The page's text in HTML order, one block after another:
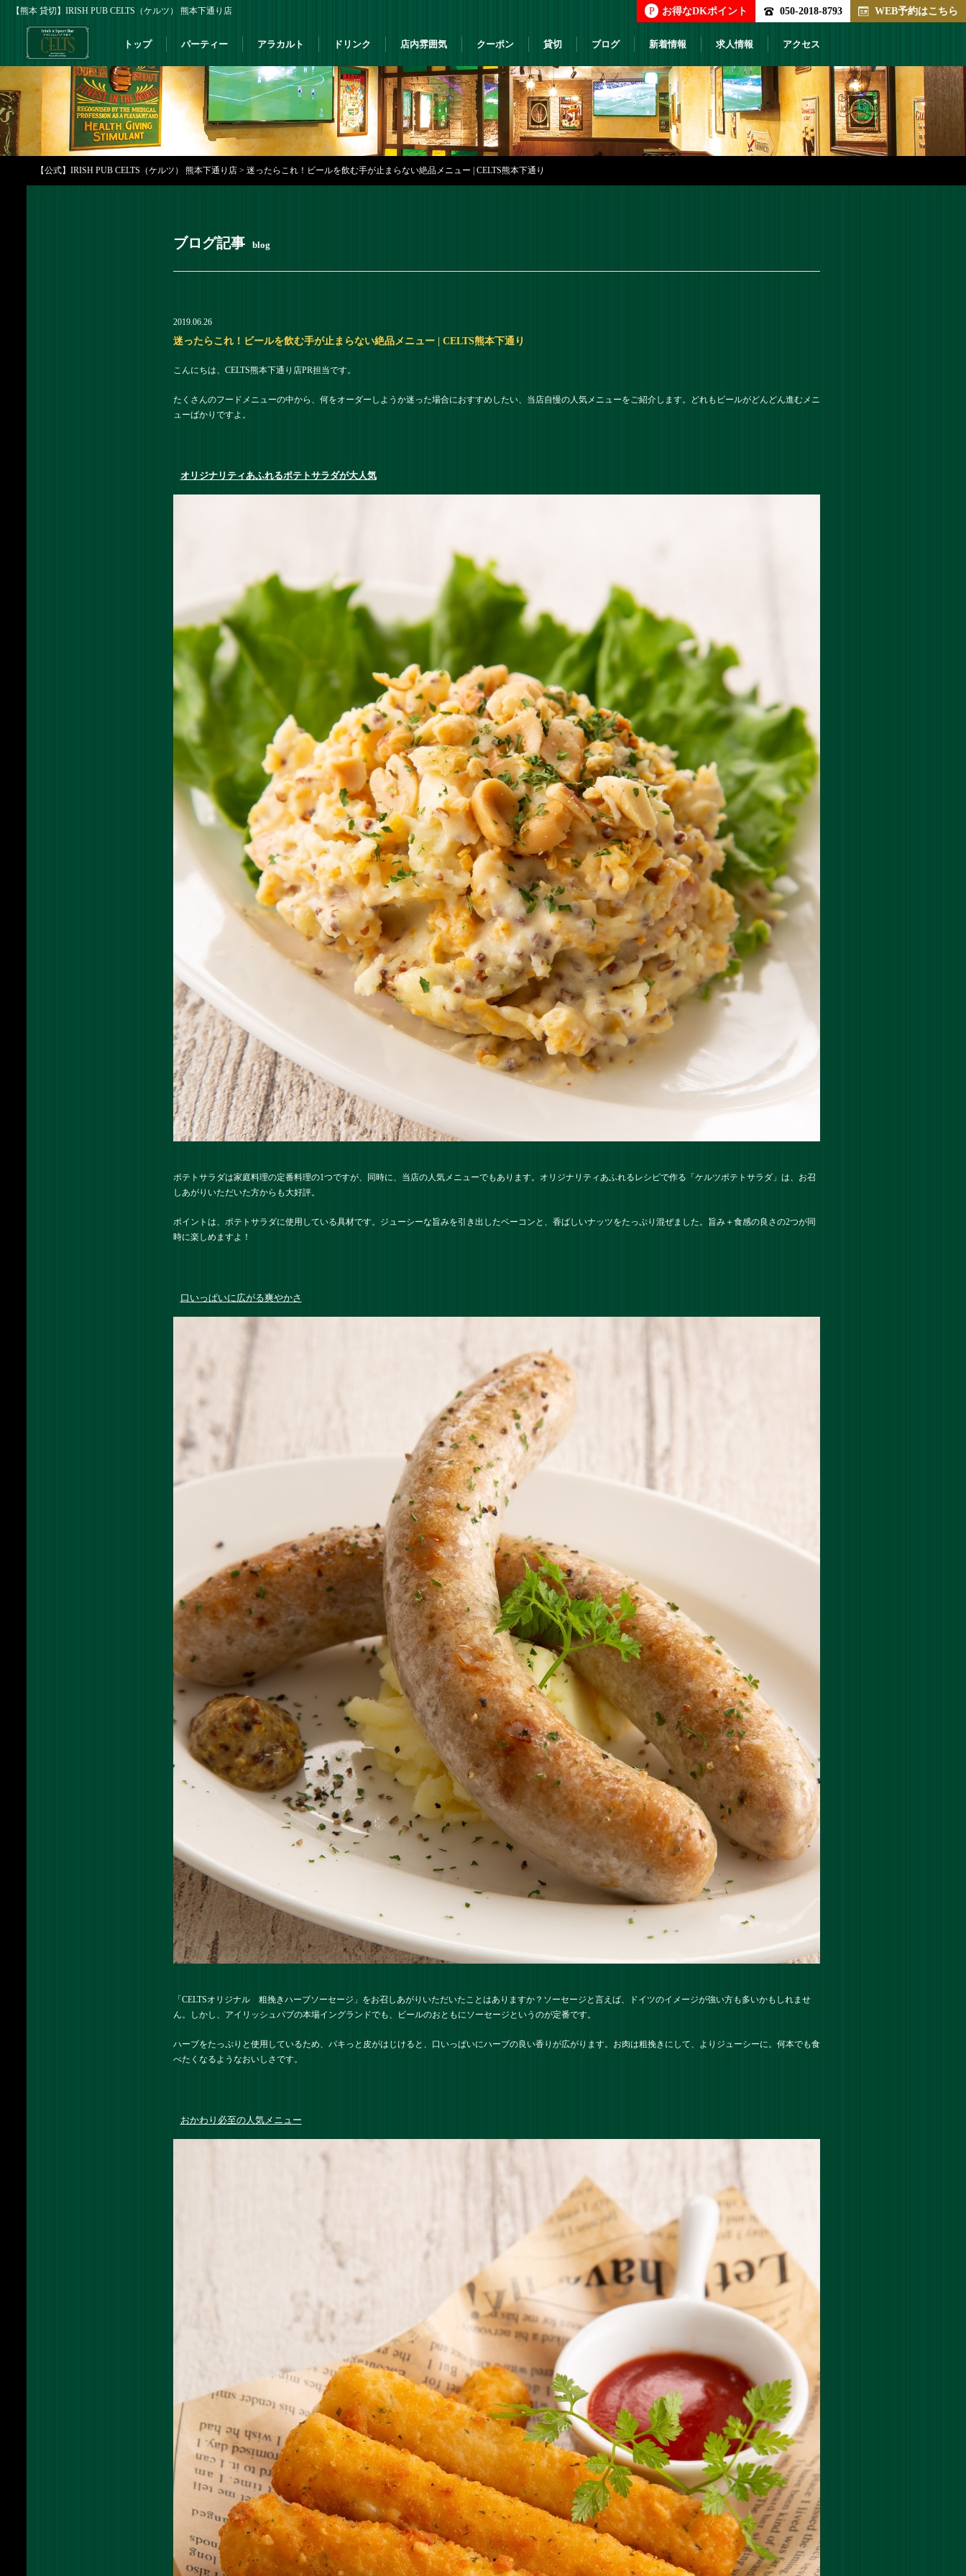
【熊本 貸切】IRISH PUB CELTS（ケルツ） 熊本下通り店 P お得なDKポイント 050-2018-8793 WEB予約はこちら
トップ パーティー アラカルト ドリンク 店内雰囲気 クーポン 貸切 ブログ 新着情報 求人情報 アクセス
【公式】IRISH PUB CELTS（ケルツ） 熊本下通り店 > 迷ったらこれ！ビールを飲む手が止まらない絶品メニュー | CELTS熊本下通り
ブログ記事 blog
2019.06.26
迷ったらこれ！ビールを飲む手が止まらない絶品メニュー | CELTS熊本下通り
こんにちは、CELTS熊本下通り店PR担当です。
たくさんのフードメニューの中から、何をオーダーしようか迷った場合におすすめしたい、当店自慢の人気メニューをご紹介します。どれもビールがどんどん進むメニ
ューばかりですよ。
オリジナリティあふれるポテトサラダが大人気
ポテトサラダは家庭料理の定番料理の1つですが、同時に、当店の人気メニューでもあります。オリジナリティあふれるレシピで作る「ケルツポテトサラダ」は、お召
しあがりいただいた方からも大好評。
ポイントは、ポテトサラダに使用している具材です。ジューシーな旨みを引き出したベーコンと、香ばしいナッツをたっぷり混ぜました。旨み＋食感の良さの2つが同
時に楽しめますよ！
口いっぱいに広がる爽やかさ
「CELTSオリジナル 粗挽きハーブソーセージ」をお召しあがりいただいたことはありますか？ソーセージと言えば、ドイツのイメージが強い方も多いかもしれませ
ん。しかし、アイリッシュパブの本場イングランドでも、ビールのおともにソーセージというのが定番です。
ハーブをたっぷりと使用しているため、パキっと皮がはじけると、口いっぱいにハーブの良い香りが広がります。お肉は粗挽きにして、よりジューシーに。何本でも食
べたくなるようなおいしさです。
おかわり必至の人気メニュー